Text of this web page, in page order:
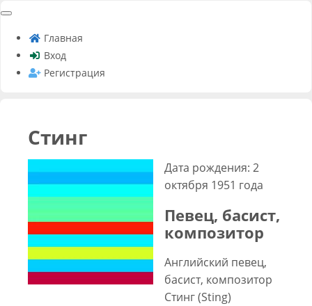
Главная
Вход
Регистрация
Стинг
Дата рождения: 2
октября 1951 года
Певец, басист,
композитор
Английский певец,
басист, композитор
Стинг (Sting)